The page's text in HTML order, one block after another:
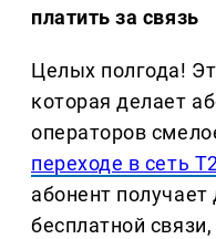
платить за связь
Целых полгода!
которая делает
операторов
переходе в сеть
абонент
бесплатной